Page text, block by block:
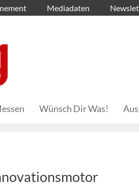
Mediadaten
Wünsch Dir Was!